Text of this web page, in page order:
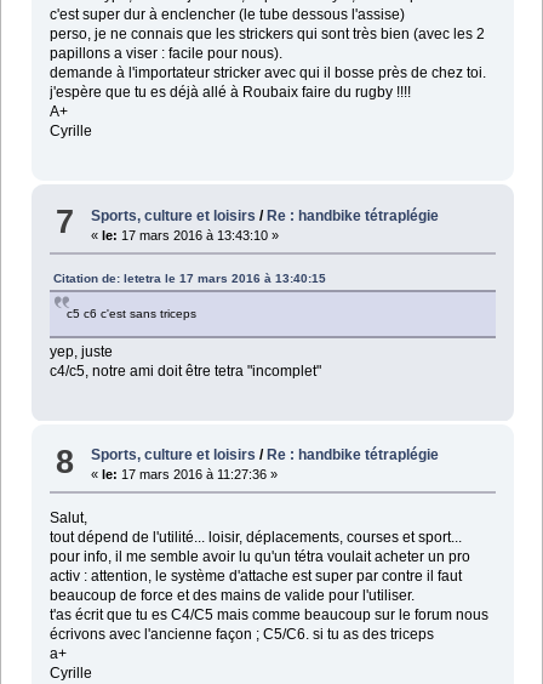
c'est super dur à enclencher (le tube dessous l'assise)
perso, je ne connais que les strickers qui sont très bien (avec les 2
papillons a viser : facile pour nous).
demande à l'importateur stricker avec qui il bosse près de chez toi.
j'espère que tu es déjà allé à Roubaix faire du rugby !!!!
A+
Cyrille
7 Sports, culture et loisirs /Re : handbike tétraplégie
«le: 17 mars 2016 à 13:43:10 »
Citation de: letetra le 17 mars 2016 à 13:40:15
c5 c6 c'est sans triceps
yep, juste
c4/c5, notre ami doit être tetra "incomplet"
8 Sports, culture et loisirs / Re : handbike tétraplégie
«le: 17 mars 2016 à 11:27:36 »
Salut,
tout dépend de l'utilité... loisir, déplacements, courses et sport...
pour info, il me semble avoir lu qu'un tétra voulait acheter un pro
activ : attention, le système d'attache est super par contre il faut
beaucoup de force et des mains de valide pour l'utiliser.
t'as écrit que tu es C4/C5 mais comme beaucoup sur le forum nous
écrivons avec l'ancienne façon ; C5/C6. si tu as des triceps
a+
Cyrille